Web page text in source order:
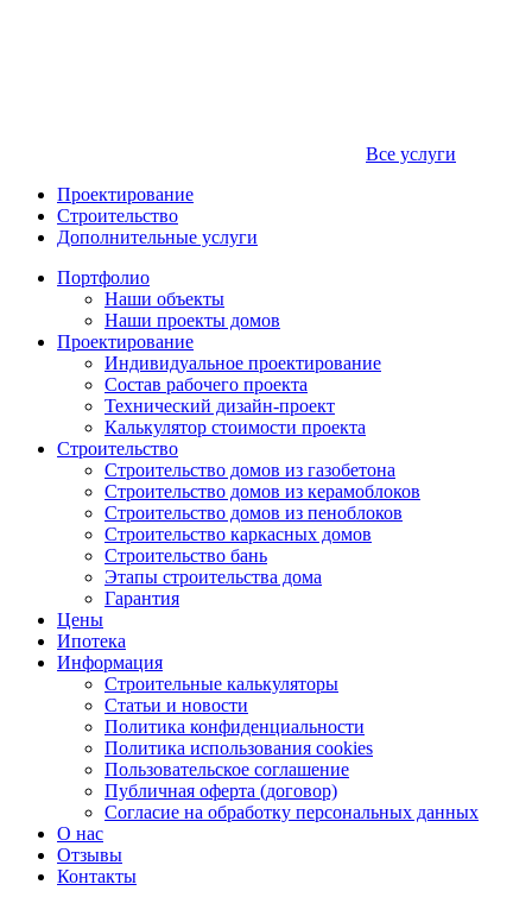
Все услуги
Проектирование
Строительство
Дополнительные услуги
Портфолио
Наши объекты
Наши проекты домов
Проектирование
Индивидуальное проектирование
Состав рабочего проекта
Технический дизайн-проект
Калькулятор стоимости проекта
Строительство
Строительство домов из газобетона
Строительство домов из керамоблоков
Строительство домов из пеноблоков
Строительство каркасных домов
Строительство бань
Этапы строительства дома
Гарантия
Цены
Ипотека
Информация
Строительные калькуляторы
Статьи и новости
Политика конфиденциальности
Политика использования cookies
Пользовательское соглашение
Публичная оферта (договор)
Согласие на обработку персональных данных
О нас
Отзывы
Контакты